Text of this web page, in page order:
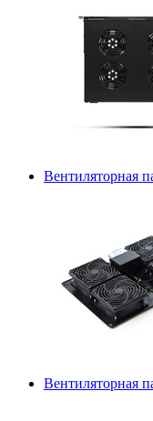
Вентиляторная
Вентиляторная